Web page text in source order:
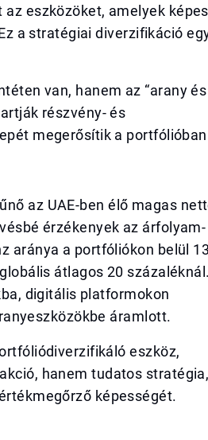
eszközöket, amelyek
a stratégiai diverzifikáció
van, hanem az “arany és
részvény- és
megerősítik a
az UAE-ben élő magas
érzékenyek az árfolyam-
aránya a portfóliókon belül 13
átlagos 20
digitális platformokon
áramlott.
eszköz,
hanem tudatos stratégia,
képességét.